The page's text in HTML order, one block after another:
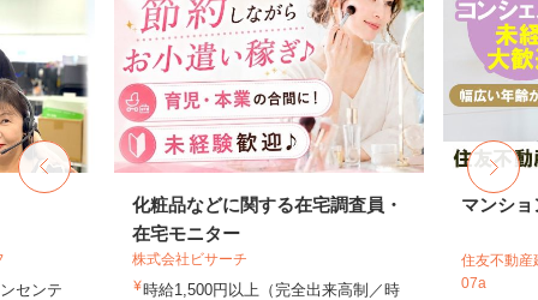
センテ
化粧品などに関する在宅調査員・
在宅モニター
株式会社ビサーチ
時給1,500円以上（完全出来高制／時
マンシ
住友不動産
07a